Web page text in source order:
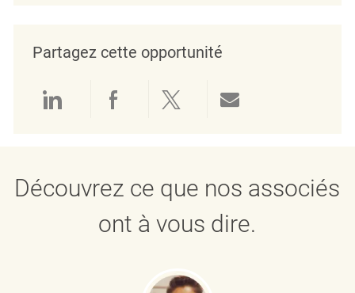
Partagez cette opportunité
Partager via LinkedIn
Partager via Facebook
Partager via twitter
Découvrez ce que nos associés
ont à vous dire.